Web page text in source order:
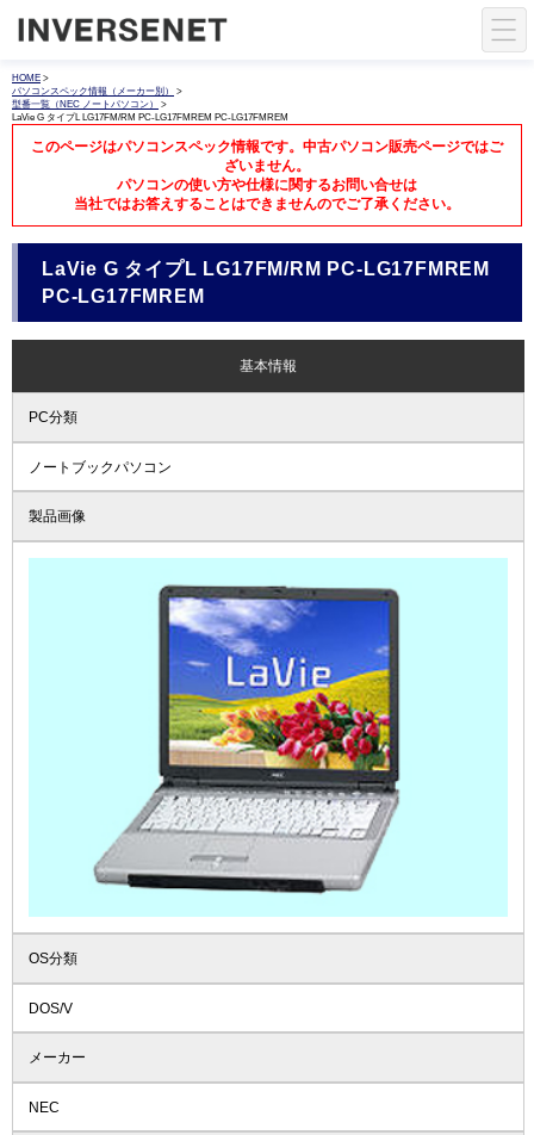
HOME >
パソコンスペック情報（メーカー別）
>
型番一覧（NEC ノートパソコン）
>
LaVie G タイプL LG17FM/RM PC-LG17FMREM PC-LG17FMREM
このページはパソコンスペック情報です。中古パソコン販売ページではご
ざいません。
パソコンの使い方や仕様に関するお問い合せは
当社ではお答えすることはできませんのでご了承ください。
LaVie G タイプL LG17FM/RM PC-LG17FMREM
PC-LG17FMREM
基本情報
PC分類
ノートブックパソコン
製品画像
OS分類
DOS/V
メーカー
NEC